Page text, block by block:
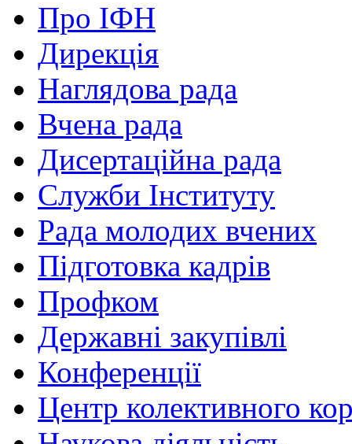
Про ІФН
Дирекція
Наглядова рада
Вчена рада
Дисертаційна рада
Служби Інституту
Рада молодих вчених
Підготовка кадрів
Профком
Державні закупівлі
Конференції
Центр колективного